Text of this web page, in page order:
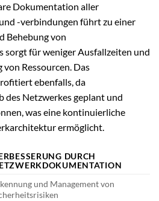
Dokumentation aller
-verbindungen führt zu einer
Behebung von
sorgt für weniger Ausfallzeiten und
Ressourcen. Das
ebenfalls, da
des Netzwerkes geplant und
was eine kontinuierliche
ermöglicht.
DURCH
und Management von